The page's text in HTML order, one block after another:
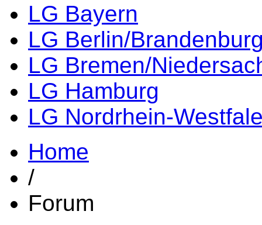
LG Bayern
LG Berlin/
LG Bremen/
LG Hamburg
LG Nordrhein-
Home
/
Forum